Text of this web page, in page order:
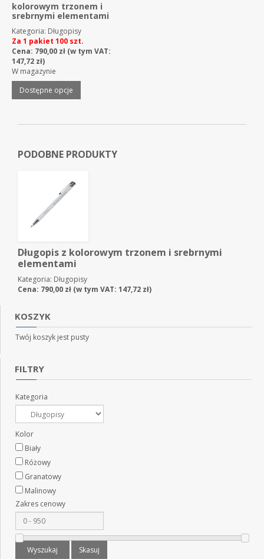
kolorowym trzonem i
srebrnymi elementami
Kategoria: Długopisy
Za 1 pakiet 100 szt.
Cena: 790,00 zł (w tym VAT:
147,72 zł)
W magazynie
Dostępne opcje
PODOBNE PRODUKTY
Długopis z kolorowym trzonem i srebrnymi
elementami
Kategoria: Długopisy
Cena: 790,00 zł (w tym VAT: 147,72 zł)
KOSZYK
Twój koszyk jest pusty
FILTRY
Kategoria
Kolor
Biały
Różowy
Granatowy
Malinowy
Zakres cenowy
Wyszukaj Skasuj